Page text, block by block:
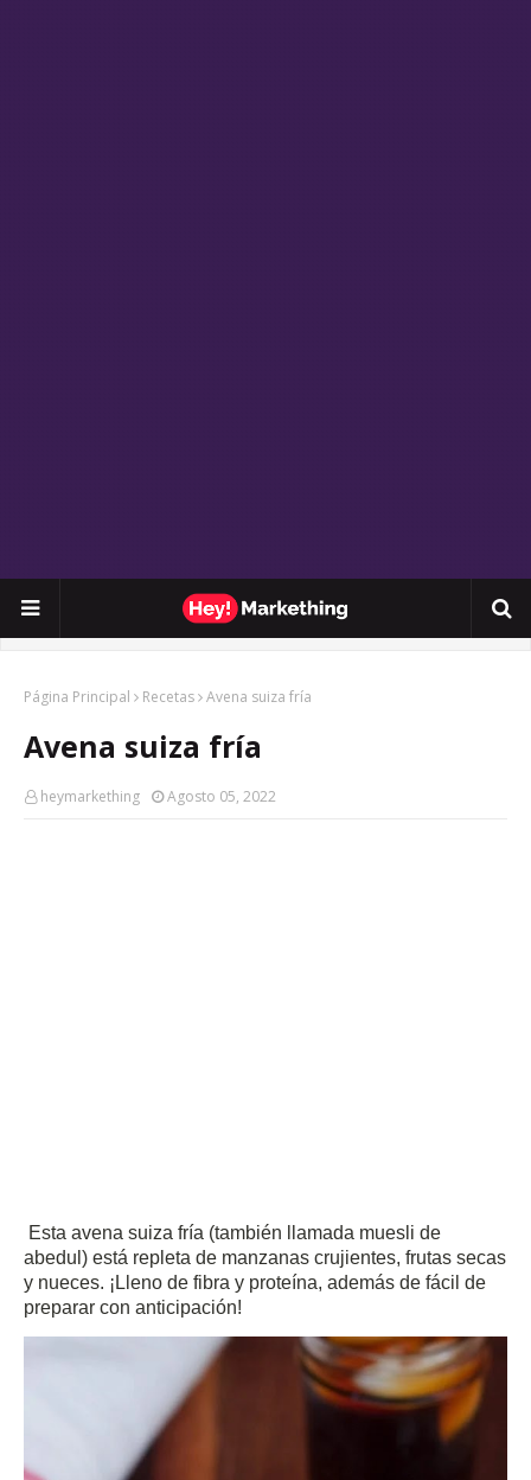
Página Principal Recetas Avena suiza fría
Avena suiza fría
heymarkething Agosto 05, 2022
Esta avena suiza fría (también llamada muesli de
abedul) está repleta de manzanas crujientes, frutas secas
y nueces. ¡Lleno de fibra y proteína, además de fácil de
preparar con anticipación!